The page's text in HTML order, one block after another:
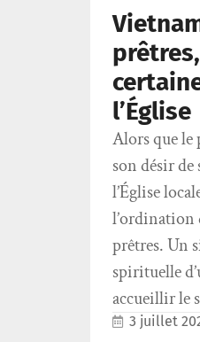
l’Église
Alors que le
son désir
l’Église
l’ordination
prêtres. Un
spirituelle
accueillir le
3 juillet